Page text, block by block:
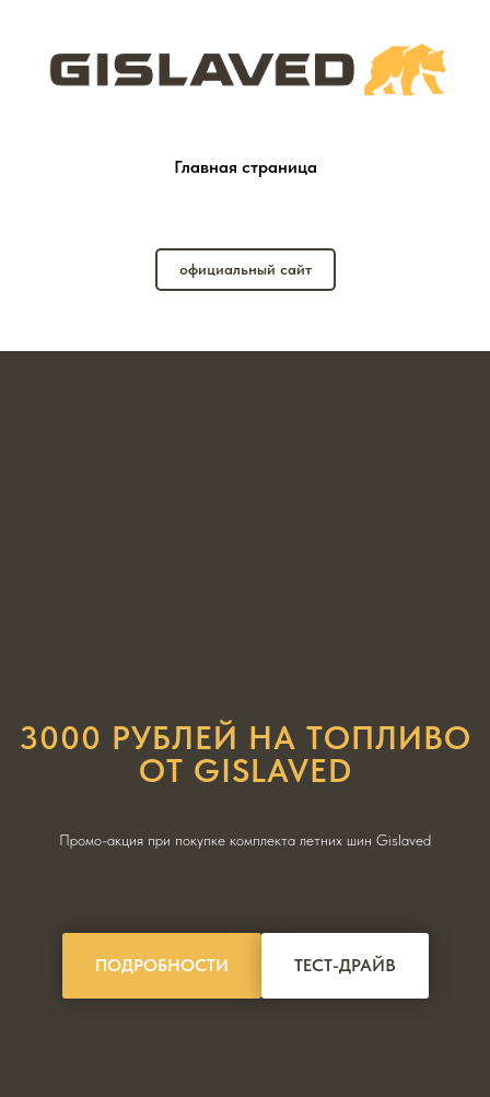
Главная страница
официальный сайт
3000 РУБЛЕЙ НА ТОПЛИВО
ОТ GISLAVED
Промо-акция при покупке комплекта летних шин Gislaved
ПОДРОБНОСТИ ТЕСТ-ДРАЙВ